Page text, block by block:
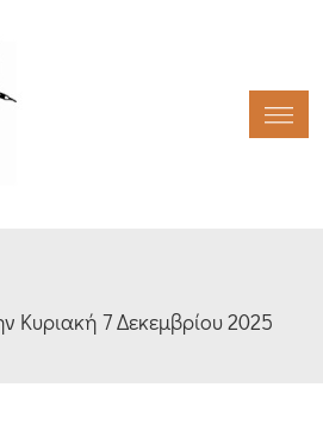
Κυριακή 7 Δεκεμβρίου 2025